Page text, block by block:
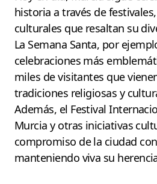
historia a través de
culturales que resaltan su
La Semana Santa, por
celebraciones más
miles de visitantes que
tradiciones religiosas y
Además, el Festival
Murcia y otras iniciativas
compromiso de la ciudad
manteniendo viva su